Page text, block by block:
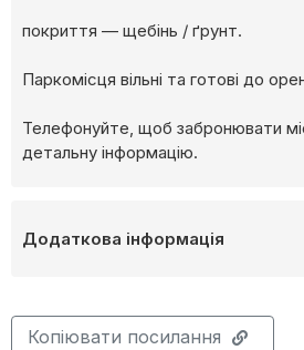
покриття — щебінь / ґрунт.
Паркомісця вільні та готові до
Телефонуйте, щоб забронювати
детальну інформацію.
Додаткова інформація
Копіювати посилання